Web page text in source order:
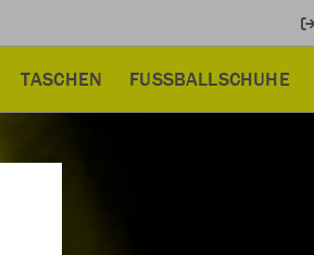
TASCHEN FUSSBALLSCHUHE